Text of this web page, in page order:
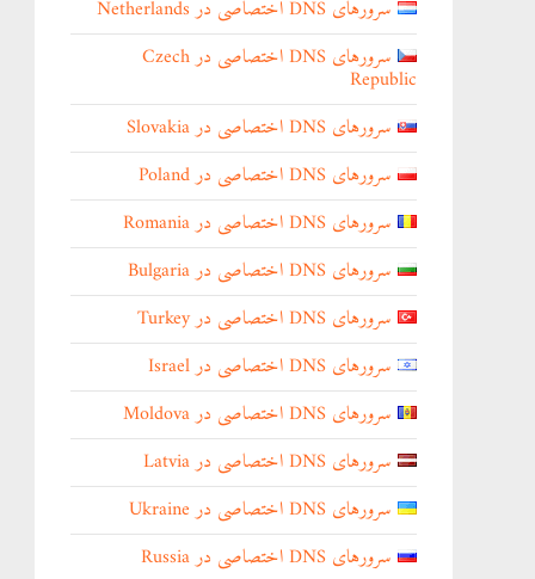
سرورهای DNS اختصاصی در Netherlands
سرورهای DNS اختصاصی در Czech
Republic
سرورهای DNS اختصاصی در Slovakia
سرورهای DNS اختصاصی در Poland
سرورهای DNS اختصاصی در Romania
سرورهای DNS اختصاصی در Bulgaria
سرورهای DNS اختصاصی در Turkey
سرورهای DNS اختصاصی در Israel
سرورهای DNS اختصاصی در Moldova
سرورهای DNS اختصاصی در Latvia
سرورهای DNS اختصاصی در Ukraine
سرورهای DNS اختصاصی در Russia